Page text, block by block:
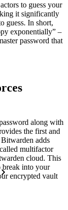
to guess your
it significantly
guess. In short,
exponentially” –
password that
along with
the first and
adds
multifactor
cloud. This
break into your
encrypted vault